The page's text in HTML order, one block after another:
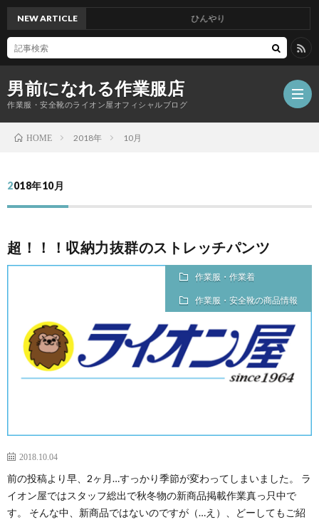
男前になれる作業服店
作業服・安全靴のライオン屋オフィシャルブログ
NEW ARTICLE ひんやり
HOME 2018年 10月
2018年10月
超！！！収納力抜群のストレッチパンツ
作業服・作業着
作業服・安全靴の商品情報
2018.10.04
前の投稿より早、2ヶ月…すっかり季節が変わってしまいました。 ラ
イオン屋ではスタッフ総出で秋冬物の新商品掲載作業真っ只中で
す。 そんな中、新商品ではないのですが（…え）、どーしてもご紹